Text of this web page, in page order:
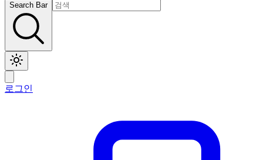
Search Bar
로그인